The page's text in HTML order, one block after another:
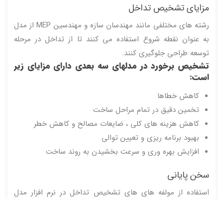
مزایای تشخیص تداخل
رشته های مختلفی مانند مهندسان سازه و مهندسین MEP از مدل
به عنوان نقطه شروع استفاده می کنند تا از تداخل در مرحله
توسعه طراحی جلوگیری کنند.
تشخیص برخورد در مدلهای سه بعدی دارای مزایای زیر
است:
کاهش خطاها
تخمین دقیق در تمام مراحل ساخت
کاهش هزینه های کلی ، ضایعات مصالح و کاهش خطر
بهبود برنامه ریزی و تعیین توالی
افزایش بهره وری و سرعت بخشیدن به روند ساخت
سخن پایانی
استفاده از مولفه های های تشخیص تداخل در نرم افزار مدل